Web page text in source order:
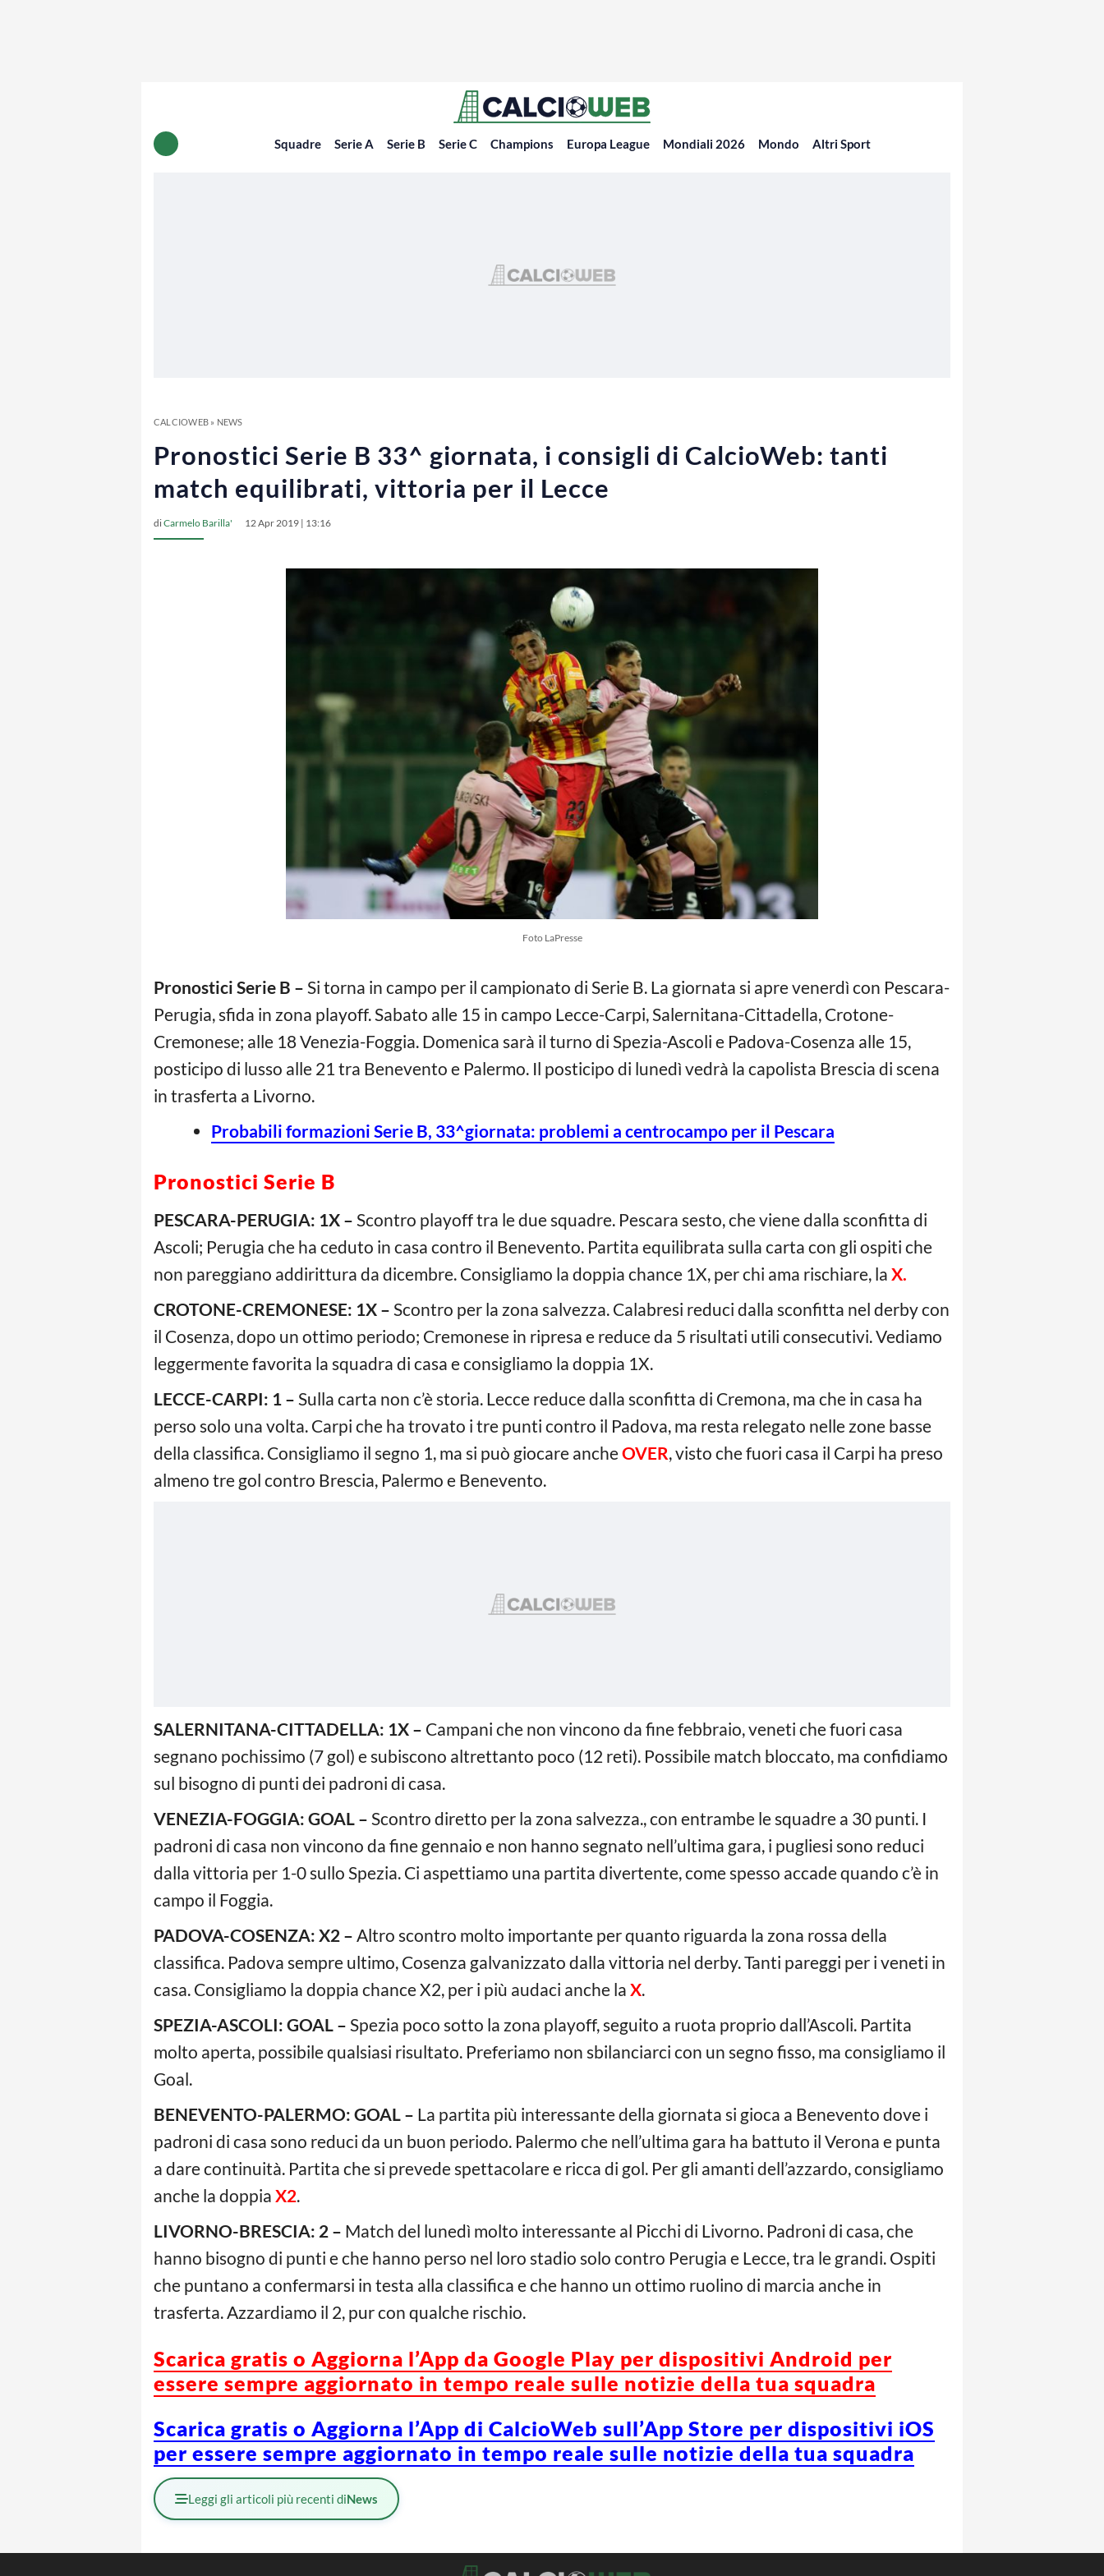
Squadre Serie A Serie B Serie C Champions Europa League Mondiali 2026 Mondo Altri Sport
CALCIOWEB» NEWS
Pronostici Serie B 33^ giornata, i consigli di CalcioWeb: tanti
match equilibrati, vittoria per il Lecce
diCarmelo Barilla' 12 Apr 2019 | 13:16
Foto LaPresse
Pronostici Serie B – Si torna in campo per il campionato di Serie B. La giornata si apre venerdì con Pescara-
Perugia, sfida in zona playoff. Sabato alle 15 in campo Lecce-Carpi, Salernitana-Cittadella, Crotone-
Cremonese; alle 18 Venezia-Foggia. Domenica sarà il turno di Spezia-Ascoli e Padova-Cosenza alle 15,
posticipo di lusso alle 21 tra Benevento e Palermo. Il posticipo di lunedì vedrà la capolista Brescia di scena
in trasferta a Livorno.
Probabili formazioni Serie B, 33^giornata: problemi a centrocampo per il Pescara
Pronostici Serie B
PESCARA-PERUGIA: 1X – Scontro playoff tra le due squadre. Pescara sesto, che viene dalla sconfitta di
Ascoli; Perugia che ha ceduto in casa contro il Benevento. Partita equilibrata sulla carta con gli ospiti che
non pareggiano addirittura da dicembre. Consigliamo la doppia chance 1X, per chi ama rischiare, la X.
CROTONE-CREMONESE: 1X – Scontro per la zona salvezza. Calabresi reduci dalla sconfitta nel derby con
il Cosenza, dopo un ottimo periodo; Cremonese in ripresa e reduce da 5 risultati utili consecutivi. Vediamo
leggermente favorita la squadra di casa e consigliamo la doppia 1X.
LECCE-CARPI: 1 – Sulla carta non c’è storia. Lecce reduce dalla sconfitta di Cremona, ma che in casa ha
perso solo una volta. Carpi che ha trovato i tre punti contro il Padova, ma resta relegato nelle zone basse
della classifica. Consigliamo il segno 1, ma si può giocare ancheOVER, visto che fuori casa il Carpi ha preso
almeno tre gol contro Brescia, Palermo e Benevento.
SALERNITANA-CITTADELLA: 1X – Campani che non vincono da fine febbraio, veneti che fuori casa
segnano pochissimo (7 gol) e subiscono altrettanto poco (12 reti). Possibile match bloccato, ma confidiamo
sul bisogno di punti dei padroni di casa.
VENEZIA-FOGGIA: GOAL – Scontro diretto per la zona salvezza., con entrambe le squadre a 30 punti. I
padroni di casa non vincono da fine gennaio e non hanno segnato nell’ultima gara, i pugliesi sono reduci
dalla vittoria per 1-0 sullo Spezia. Ci aspettiamo una partita divertente, come spesso accade quando c’è in
campo il Foggia.
PADOVA-COSENZA: X2 – Altro scontro molto importante per quanto riguarda la zona rossa della
classifica. Padova sempre ultimo, Cosenza galvanizzato dalla vittoria nel derby. Tanti pareggi per i veneti in
casa. Consigliamo la doppia chance X2, per i più audaci anche la X.
SPEZIA-ASCOLI: GOAL – Spezia poco sotto la zona playoff, seguito a ruota proprio dall’Ascoli. Partita
molto aperta, possibile qualsiasi risultato. Preferiamo non sbilanciarci con un segno fisso, ma consigliamo il
Goal.
BENEVENTO-PALERMO: GOAL – La partita più interessante della giornata si gioca a Benevento dove i
padroni di casa sono reduci da un buon periodo. Palermo che nell’ultima gara ha battuto il Verona e punta
a dare continuità. Partita che si prevede spettacolare e ricca di gol. Per gli amanti dell’azzardo, consigliamo
anche la doppia X2.
LIVORNO-BRESCIA: 2 – Match del lunedì molto interessante al Picchi di Livorno. Padroni di casa, che
hanno bisogno di punti e che hanno perso nel loro stadio solo contro Perugia e Lecce, tra le grandi. Ospiti
che puntano a confermarsi in testa alla classifica e che hanno un ottimo ruolino di marcia anche in
trasferta. Azzardiamo il 2, pur con qualche rischio.
Scarica gratis o Aggiorna l’App da Google Play per dispositivi Android per
essere sempre aggiornato in tempo reale sulle notizie della tua squadra
Scarica gratis o Aggiorna l’App di CalcioWeb sull’App Store per dispositivi iOS
per essere sempre aggiornato in tempo reale sulle notizie della tua squadra
Leggi gli articoli più recenti diNews